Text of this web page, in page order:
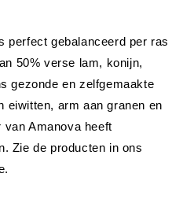
perfect gebalanceerd per ras
50% verse lam, konijn,
gezonde en zelfgemaakte
eiwitten, arm aan granen en
Amanova heeft
Zie de producten in ons